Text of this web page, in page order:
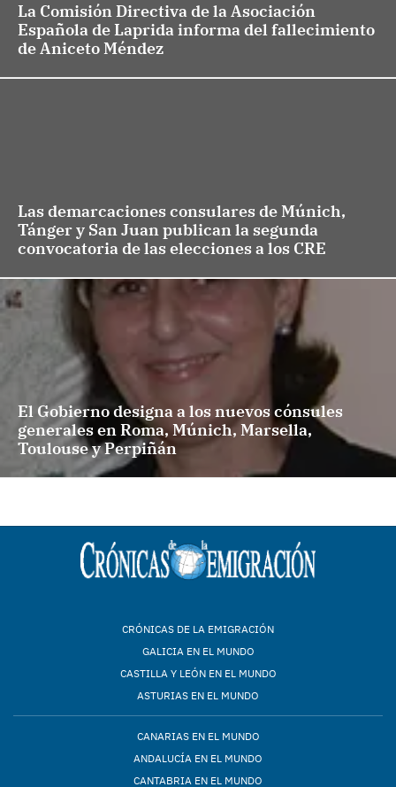
La Comisión Directiva de la Asociación
Española de Laprida informa del fallecimiento
de Aniceto Méndez
Las demarcaciones consulares de Múnich,
Tánger y San Juan publican la segunda
convocatoria de las elecciones a los CRE
El Gobierno designa a los nuevos cónsules
generales en Roma, Múnich, Marsella,
Toulouse y Perpiñán
CRÓNICAS DE LA EMIGRACIÓN
GALICIA EN EL MUNDO
CASTILLA Y LEÓN EN EL MUNDO
ASTURIAS EN EL MUNDO
CANARIAS EN EL MUNDO
ANDALUCÍA EN EL MUNDO
CANTABRIA EN EL MUNDO